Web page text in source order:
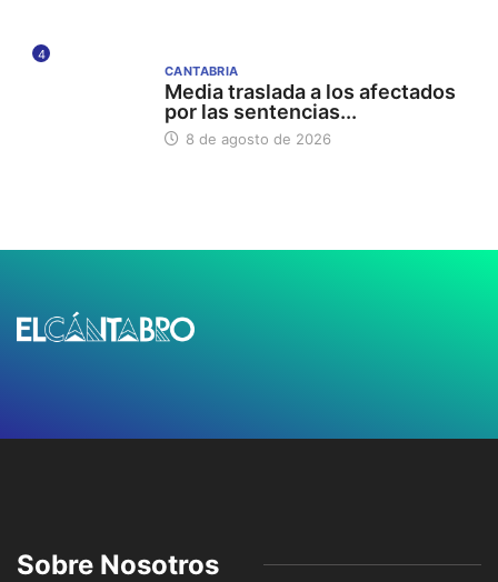
4
CANTABRIA
Media traslada a los afectados
por las sentencias...
8 de agosto de 2026
Sobre Nosotros